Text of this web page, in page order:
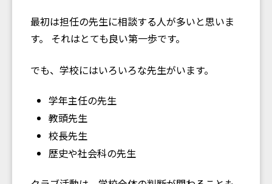
最初は担任の先生に相談する人が多いと思いま
す。 それはとても良い第一歩です。
でも、学校にはいろいろな先生がいます。
学年主任の先生
教頭先生
校長先生
歴史や社会科の先生